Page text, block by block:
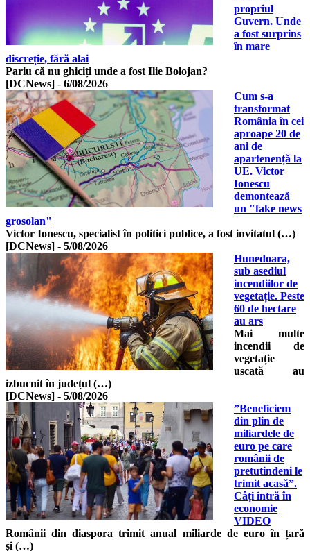
propriul
Guvern. Unde
a fost surprins
în mare
discreție, fără alai
Pariu că nu ghiciți unde a fost Ilie Bolojan?
[DCNews] - 6/08/2026
Cum s-a
transformat
România în cei
aproape 20 de
ani de
apartenență la
UE. Victor
Ionescu
demontează
un "fake news
grosolan"
Victor Ionescu, specialist în politici publice, a fost invitatul (…)
[DCNews] - 5/08/2026
Hunedoara,
sub asediul
incendiilor de
vegetație. Peste
60 de hectare
au ars
Mai multe
incendii de
vegetație
uscată au
izbucnit în județul (…)
[DCNews] - 5/08/2026
”Beneficiem
din plin de
miliardele de
euro pe care
românii de
pretutindeni le
trimit acasă”.
Câți intră în
economie
VIDEO
Românii din diaspora trimit anual miliarde de euro în țară
și (…)